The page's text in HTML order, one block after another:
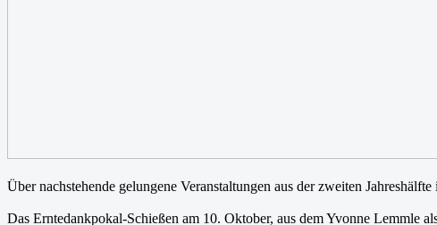
Über nachstehende gelungene Veranstaltungen aus der zweiten
Das Erntedankpokal-Schießen am 10. Oktober, aus dem Yvonne Lemmle